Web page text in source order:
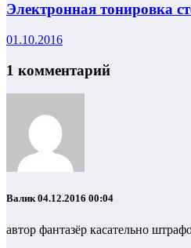
Электронная тонировка
01.10.2016
1 комментарий
Валик04.12.2016 00:04
автор фантазёр касательно